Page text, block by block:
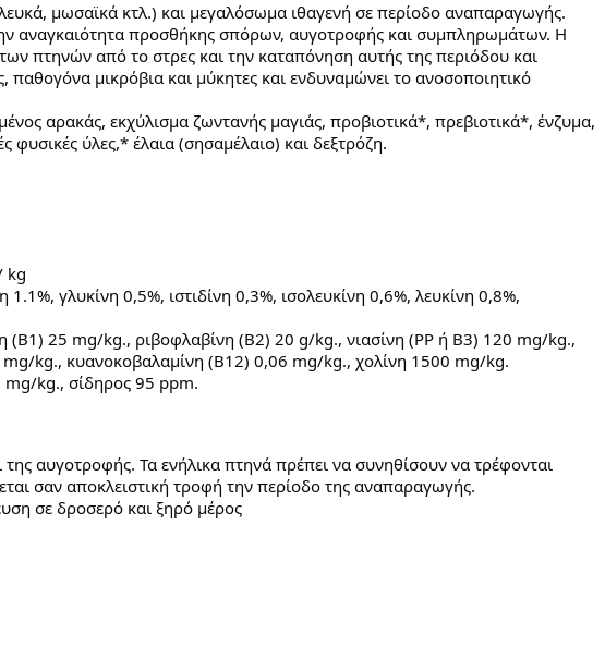
μωσαϊκά κτλ.) και μεγαλόσωμα ιθαγενή σε περίοδο αναπαραγωγής.
αναγκαιότητα προσθήκης σπόρων, αυγοτροφής και συμπληρωμάτων. Η
πτηνών από το στρες και την καταπόνηση αυτής της περιόδου και
μικρόβια και μύκητες και ενδυναμώνει το ανοσοποιητικό
αρακάς, εκχύλισμα ζωντανής μαγιάς, προβιοτικά*, πρεβιοτικά*, ένζυμα,
ύλες,* έλαια (σησαμέλαιο) και δεξτρόζη.
kg
γλυκίνη 0,5%, ιστιδίνη 0,3%, ισολευκίνη 0,6%, λευκίνη 0,8%,
(Β1) 25 mg/kg., ριβοφλαβίνη (Β2) 20 g/kg., νιασίνη (PP ή Β3) 120 mg/kg.,
kg., κυανοκοβαλαμίνη (Β12) 0,06 mg/kg., χολίνη 1500 mg/kg.
mg/kg., σίδηρος 95 ppm.
αυγοτροφής. Τα ενήλικα πτηνά πρέπει να συνηθίσουν να τρέφονται
σαν αποκλειστική τροφή την περίοδο της αναπαραγωγής.
σε δροσερό και ξηρό μέρος